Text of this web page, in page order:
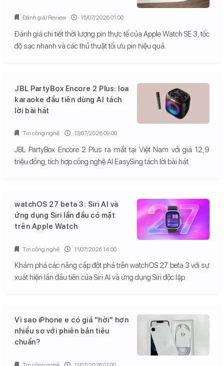
Đánh giá chi tiết thời lượng pin thực tế của Apple Watch SE 3, tốc
độ sạc nhanh và các thủ thuật tối ưu pin hiệu quả.
Đánh giá/ Review 15/07/2026 01:00
JBL PartyBox Encore 2 Plus: loa
karaoke đầu tiên dùng AI tách
lời bài hát
JBL PartyBox Encore 2 Plus ra mắt tại Việt Nam với giá 12,9
triệu đồng, tích hợp công nghệ AI EasySing tách lời bài hát.
Tin công nghệ 13/07/2026 09:00
watchOS 27 beta 3: Siri AI và
ứng dụng Siri lần đầu có mặt
trên Apple Watch
Khám phá các nâng cấp đột phá trên watchOS 27 beta 3 với sự
xuất hiện lần đầu tiên của Siri AI và ứng dụng Siri độc lập.
Tin công nghệ 11/07/2026 14:00
Vì sao iPhone e có giá "hời" hơn
nhiều so với phiên bản tiêu
chuẩn?